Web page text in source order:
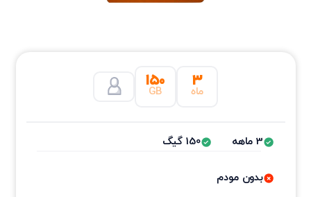
۳
ماه ۱۵۰
GB
3 ماهه 150 گیگ
بدون مودم